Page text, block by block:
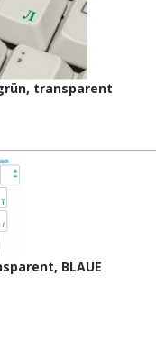
transparent
BLAUE